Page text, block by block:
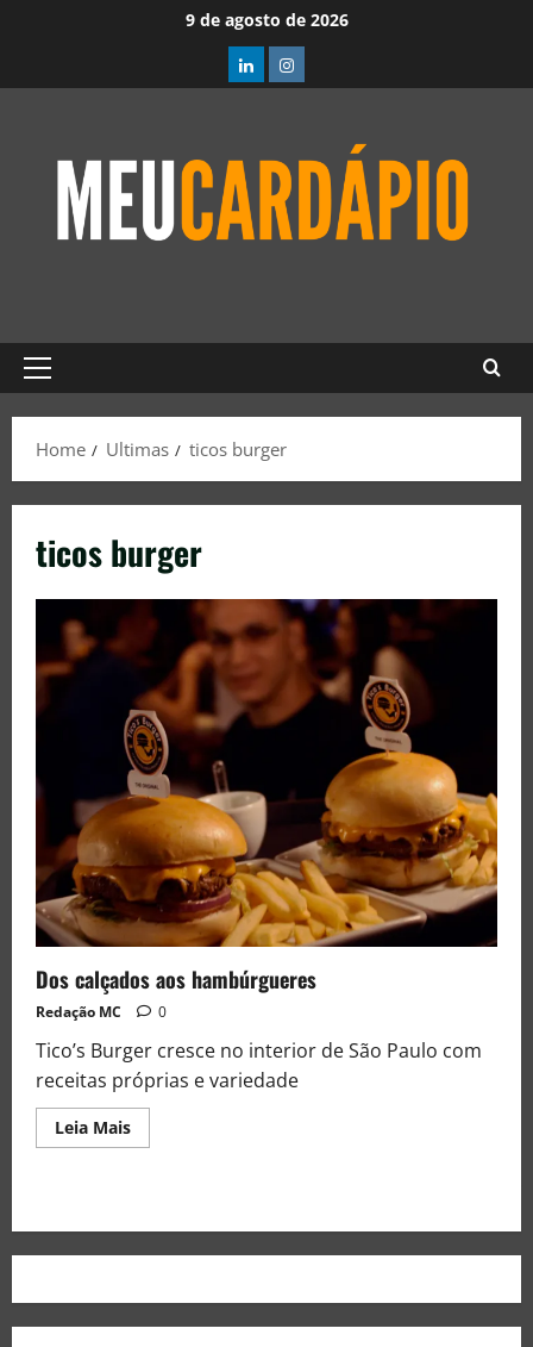
9 de agosto de 2026
Home Ultimas ticos burger
ticos burger
Dos calçados aos hambúrgueres
Redação MC 0
Tico’s Burger cresce no interior de São Paulo com
receitas próprias e variedade
Leia Mais